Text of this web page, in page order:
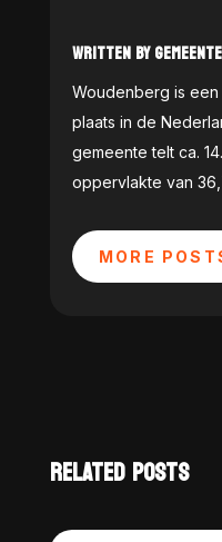
WRITTEN BY
Woudenberg is
plaats in de
gemeente telt ca.
oppervlakte van
MORE
RELATED POSTS